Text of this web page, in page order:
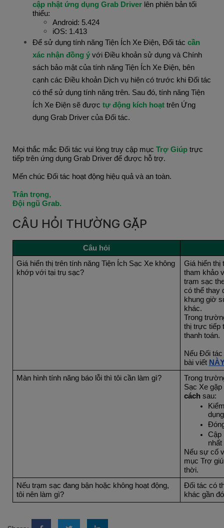
cập nhật ứng dụng Grab Driver lên phiên bản tối
thiểu:
Android: 5.424
iOS: 1.413
Để sử dụng tính năng Tiện Ích Xe Điện, Đối tác cần
xác nhận đồng ý với Điều khoản sử dụng và Chính
sách bảo mật của tính năng Tiện Ích Xe Điện, bên
cạnh các Điều khoản Dịch vụ hiện có trước khi Đối tác
có thể sử dụng tính năng trên. Sau đó, tính năng Tiện
Ích Xe Điện sẽ được tự động kích hoạt trên Ứng
dụng Grab Driver của Đối tác.
Mọi thắc mắc Đối tác vui lòng truy cập mục Trợ Giúp trực
tiếp trên ứng dụng Grab Driver để được hỗ trợ.
Mến chúc Đối tác hoạt động hiệu quả và an toàn.
Trân trọng,
Đội ngũ Grab.
CÂU HỎI THƯỜNG GẶP
Câu hỏi
Giá hiển thị trên tính năng Tiện Ích Sạc Xe không
khớp với tại trụ sạc?
Giá hiển thị
tham khảo
trạm sạc
có thể thay
khung giờ
khác.
Trong
thị trực tiếp
thanh toán.
Nếu Đối
bài viết
Màn hình tính năng báo lỗi thì tôi cần làm gì?
Trong
Sạc Xe
cách sau:
Cập
nhất
Nếu sự cố
mục Trợ
thời.
Nếu trạm sạc đang bận hoặc không hoạt động,
tôi nên làm gì?
Đối tác có
khác gần